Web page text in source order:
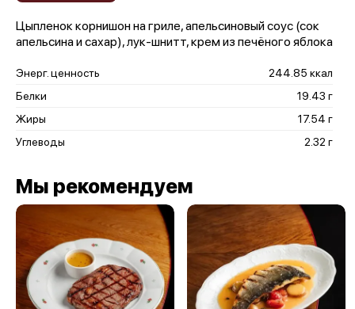
Цыпленок корнишон на гриле, апельсиновый соус (сок
апельсина и сахар), лук-шнитт, крем из печёного яблока
Энерг. ценность
244.85 ккал
Белки
19.43 г
Жиры
17.54 г
Углеводы
2.32 г
Мы рекомендуем